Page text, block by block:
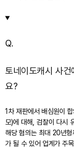
Q.
토네이도캐시 사건
요?
1차 재판에서 배심원이
모)에 대해, 검찰이 다시
해당 혐의는 최대 20년
가 될 수 있어 업계가 주